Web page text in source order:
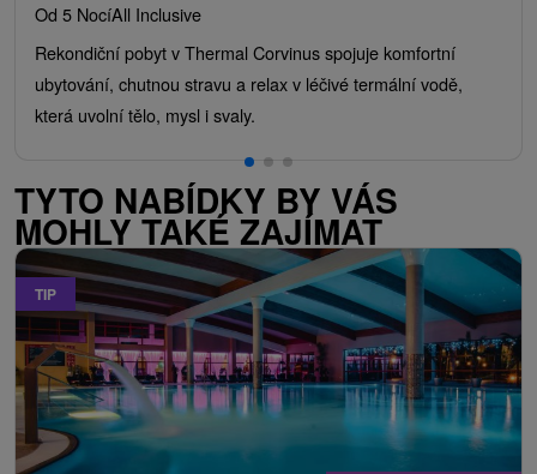
Od 5 NocíAll Inclusive
Rekondiční pobyt v Thermal Corvinus spojuje komfortní
ubytování, chutnou stravu a relax v léčivé termální vodě,
která uvolní tělo, mysl i svaly.
TYTO NABÍDKY BY VÁS
MOHLY TAKÉ ZAJÍMAT
TIP